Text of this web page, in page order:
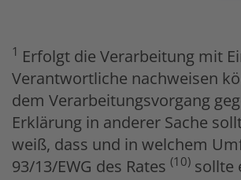
1 Erfolgt die Verarbeitung mit
Verantwortliche nachweisen
dem Verarbeitungsvorgang
Erklärung in anderer Sache
weiß, dass und in welchem
93/13/EWG des Rates (10) sollte